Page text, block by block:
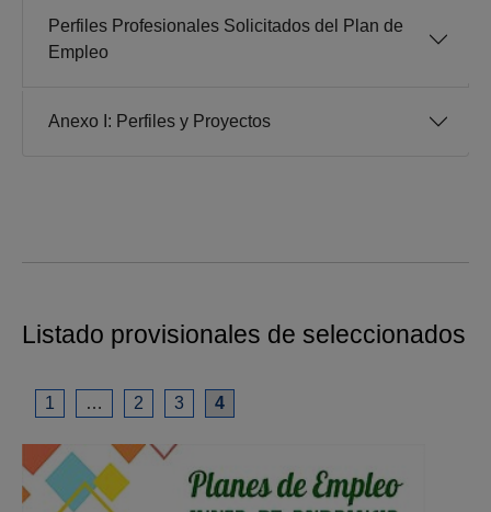
Perfiles Profesionales Solicitados del Plan de
Empleo
Anexo I: Perfiles y Proyectos
Listado provisionales de seleccionados
1 … 2 3 4